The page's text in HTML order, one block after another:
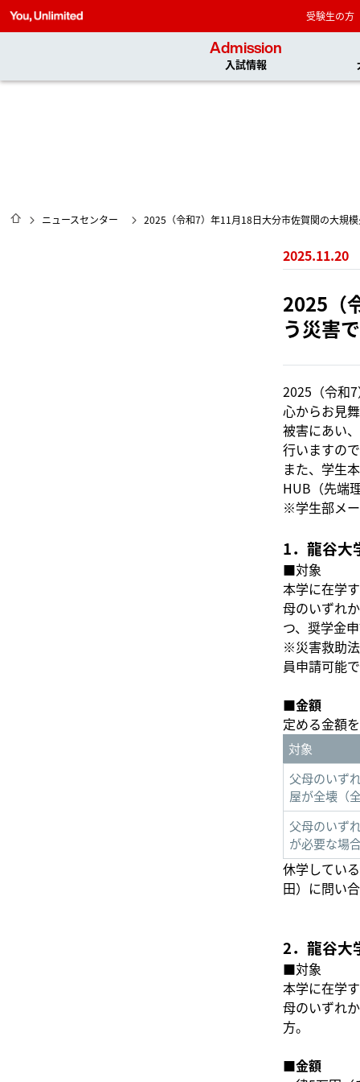
受験生の方
Admission
入試情報
HOME
ニュースセンター 2025（令和7）年11月18日大分市佐賀関の大規
2025.11.20
2025（
う災害
2025（令和
心からお見
被害にあい
行いますの
また、学生
HUB（先端
※学生部メ
1．龍谷大
■対象
本学に在学
母のいずれ
つ、奨学金
※災害救助
員申請可能
■金額
定める金額
対象
父母のいず
屋が全壊（
父母のいず
が必要な場
休学してい
田）に問い
2．龍谷大
■対象
本学に在学
母のいずれ
方。
■金額